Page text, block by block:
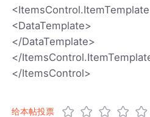
<DataTemplate>
</DataTemplate>
</
</ItemsControl>
给本帖投票